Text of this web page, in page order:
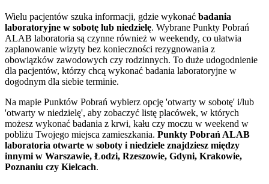
Wielu pacjentów szuka informacji, gdzie wykonać badania
laboratoryjne w sobotę lub niedzielę. Wybrane Punkty Pobrań
ALAB laboratoria są czynne również w weekendy, co ułatwia
zaplanowanie wizyty bez konieczności rezygnowania z
obowiązków zawodowych czy rodzinnych. To duże udogodnienie
dla pacjentów, którzy chcą wykonać badania laboratoryjne w
dogodnym dla siebie terminie.
Na mapie Punktów Pobrań wybierz opcję 'otwarty w sobotę' i/lub
'otwarty w niedzielę', aby zobaczyć listę placówek, w których
możesz wykonać badania z krwi, kału czy moczu w weekend w
pobliżu Twojego miejsca zamieszkania. Punkty Pobrań ALAB
laboratoria otwarte w soboty i niedziele znajdziesz między
innymi w Warszawie, Łodzi, Rzeszowie, Gdyni, Krakowie,
Poznaniu czy Kielcach.